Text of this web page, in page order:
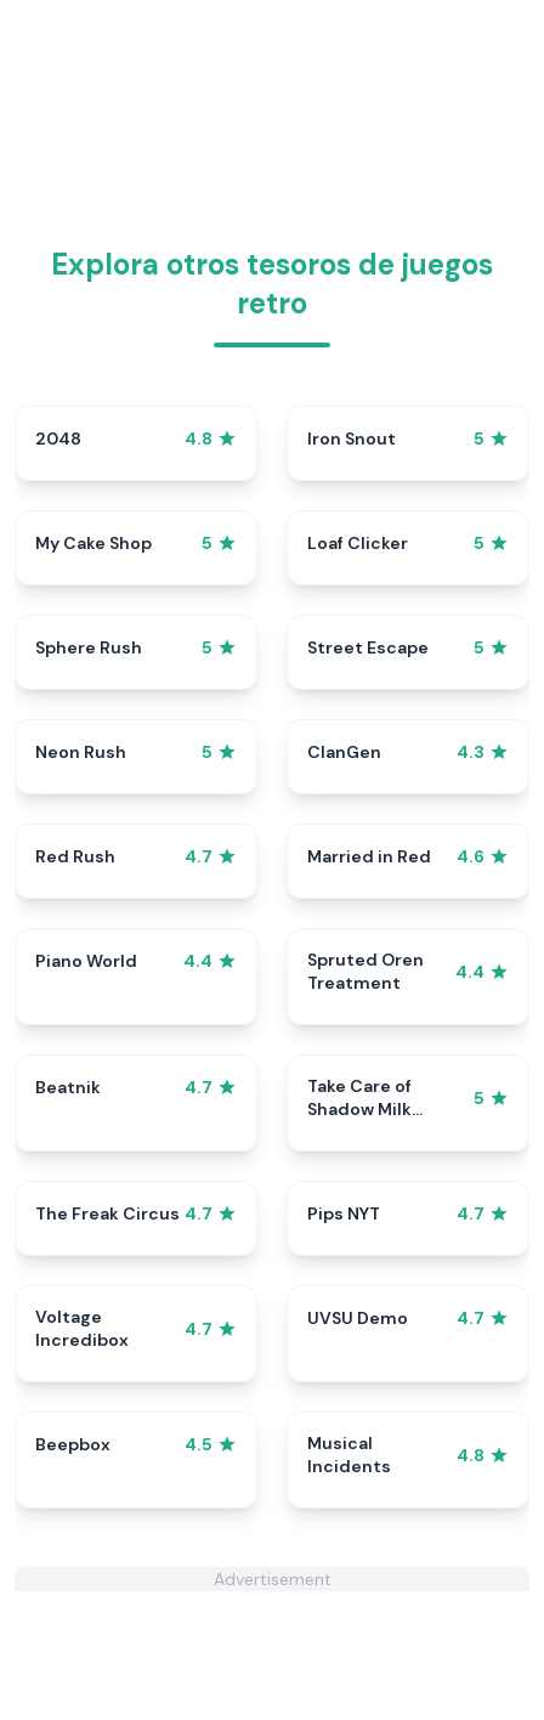
Explora otros tesoros de juegos
retro
2048 4.8 Iron Snout 5
My Cake Shop 5 Loaf Clicker 5
Sphere Rush 5 Street Escape 5
Neon Rush 5 ClanGen 4.3
Red Rush 4.7 Married in Red 4.6
Piano World 4.4
Spruted Oren
Treatment
4.4
Beatnik 4.7
Take Care of
Shadow Milk
5
The Freak Circus 4.7 Pips NYT 4.7
Voltage
Incredibox
4.7
UVSU Demo 4.7
Beepbox 4.5
Musical
Incidents
4.8
Advertisement